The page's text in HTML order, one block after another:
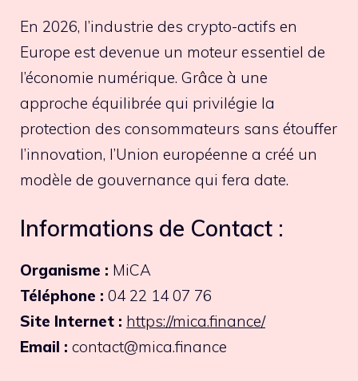
En 2026, l’industrie des crypto-actifs en
Europe est devenue un moteur essentiel de
l’économie numérique. Grâce à une
approche équilibrée qui privilégie la
protection des consommateurs sans étouffer
l’innovation, l’Union européenne a créé un
modèle de gouvernance qui fera date.
Informations de Contact :
Organisme : MiCA
Téléphone : 04 22 14 07 76
Site Internet : https://mica.finance/
Email : contact@mica.finance